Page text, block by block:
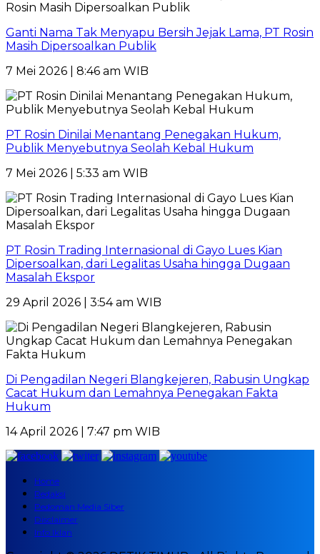
Ganti Nama Tak Menyapu Bersih Jejak Lama, PT Rosin
Masih Dipersoalkan Publik
7 Mei 2026 | 8:46 am WIB
PT Rosin Dinilai Menantang Penegakan Hukum,
Publik Menyebutnya Seolah Kebal Hukum
7 Mei 2026 | 5:33 am WIB
PT Rosin Trading Internasional di Gayo Lues Kian
Dipersoalkan, dari Legalitas Usaha hingga Dugaan
Masalah Ekspor
29 April 2026 | 3:54 am WIB
Di Pengadilan Negeri Blangkejeren, Rabusin Ungkap
Cacat Hukum dan Lemahnya Penegakan Fakta
Hukum
14 April 2026 | 7:47 pm WIB
Home
Redaksi
Pedoman Media Siber
Disclaimer
Info Iklan